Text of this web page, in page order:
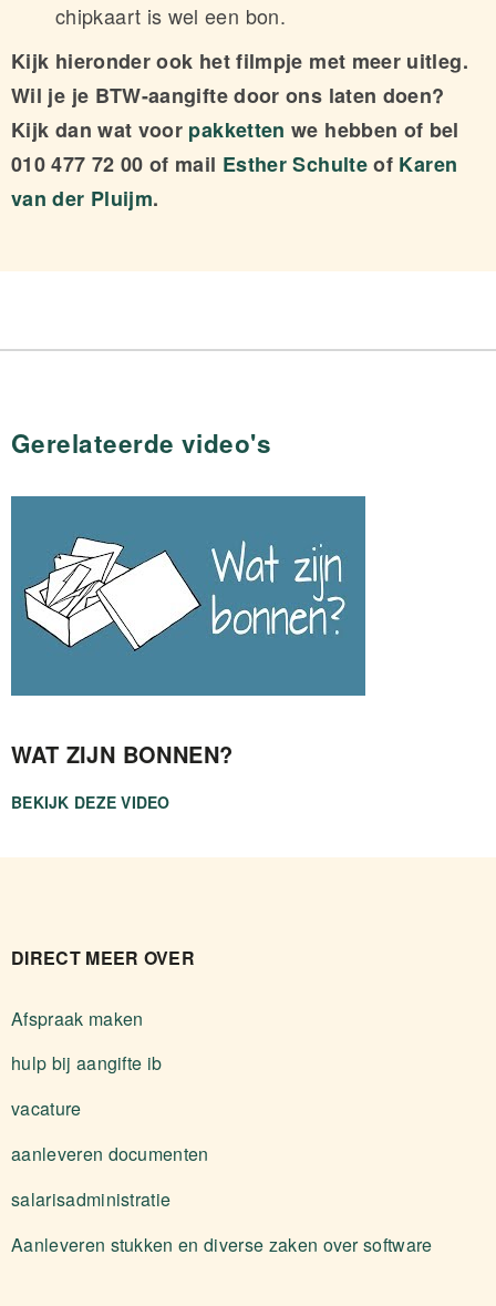
chipkaart is wel een bon.
Kijk hieronder ook het filmpje met meer uitleg.
Wil je je BTW-aangifte door ons laten doen?
Kijk dan wat voor pakketten we hebben of bel
010 477 72 00 of mail Esther Schulteof Karen
van der Pluijm.
Gerelateerde video's
WAT ZIJN BONNEN?
BEKIJK DEZE VIDEO
DIRECT MEER OVER
Afspraak maken
hulp bij aangifte ib
vacature
aanleveren documenten
salarisadministratie
Aanleveren stukken en diverse zaken over software